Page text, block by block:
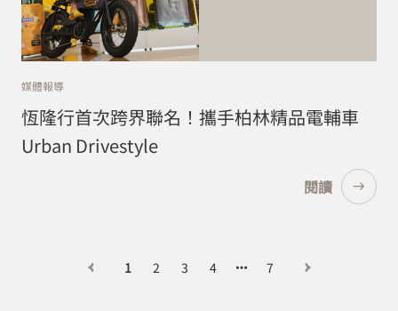
媒體報導
恆隆行首次跨界聯名！攜手柏林精品電輔車
Urban Drivestyle
閱讀
1 2 3 4 7